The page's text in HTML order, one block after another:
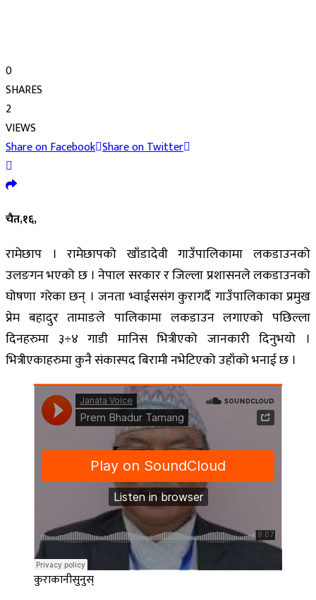
0
SHARES
2
VIEWS
Share on Facebook Share on Twitter
चैत,१६,
रामेछाप । रामेछापको खाँडादेवी गाउँपालिकामा लकडाउनको
उलङगन भएको छ । नेपाल सरकार र जिल्ला प्रशासनले लकडाउनको
घोषणा गरेका छन् । जनता भ्वाईससंग कुरागर्दै गाउँपालिकाका प्रमुख
प्रेम बहादुर तामाङले पालिकामा लकडाउन लगाएको पछिल्ला
दिनहरुमा ३÷४ गाडी मानिस भित्रीएको जानकारी दिनुभयो ।
भित्रीएकाहरुमा कुनै संकास्पद बिरामी नभेटिएको उहाँको भनाई छ ।
कुराकानीसुनुस्